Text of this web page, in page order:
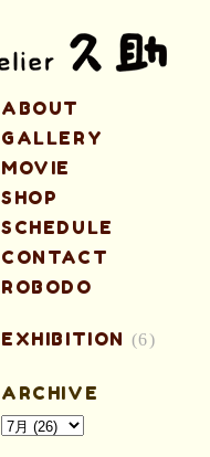
ABOUT
GALLERY
MOVIE
SHOP
SCHEDULE
CONTACT
ROBODO
EXHIBITION (6)
ARCHIVE